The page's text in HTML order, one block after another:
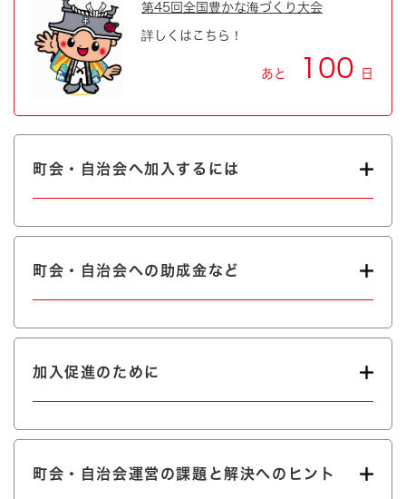
第45回全国豊かな海づくり大会
詳しくはこちら！
あと 100 日
町会・自治会へ加入するには
町会・自治会への助成金など
加入促進のために
町会・自治会運営の課題と解決へのヒント